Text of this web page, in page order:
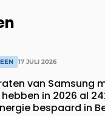
17 JULI 2026
van Samsung
in 2026 al
bespaard in